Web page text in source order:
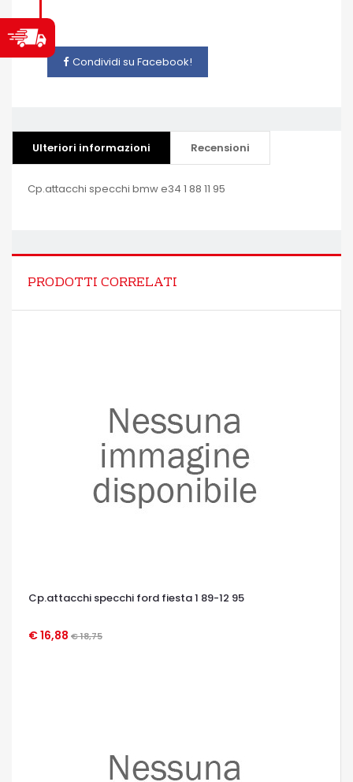
Condividi su Facebook!
Ulteriori informazioni Recensioni
Cp.attacchi specchi bmw e34 1 88 11 95
PRODOTTI CORRELATI
Cp.attacchi specchi ford fiesta 1 89-12 95
€ 16,88 € 18,75
OCCHIATA VELOCE